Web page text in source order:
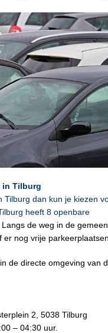
in Tilburg
Tilburg dan kun je kiezen
heeft 8 openbare
Langs de weg in de
er nog vrije
de directe omgeving van
2, 5038 Tilburg
– 04:30 uur.